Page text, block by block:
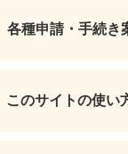
各種申請・手続き
このサイトの使い